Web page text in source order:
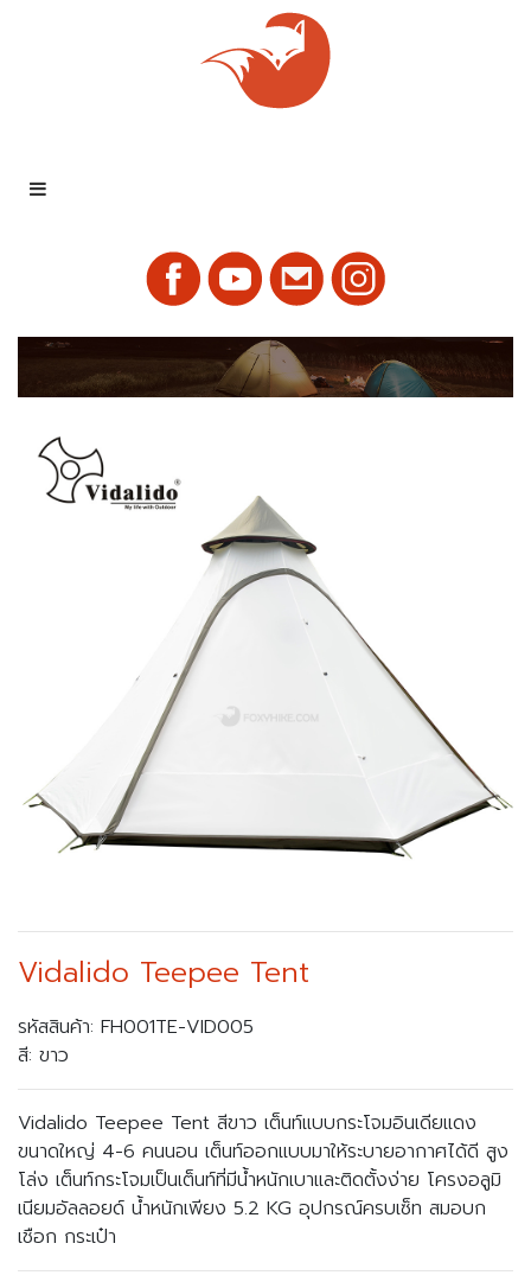
Vidalido Teepee Tent
รหัสสินค้า: FH001TE-VID005
สี: ขาว
Vidalido Teepee Tent สีขาว เต็นท์แบบกระโจมอินเดียแดง
ขนาดใหญ่ 4-6 คนนอน เต็นท์ออกแบบมาให้ระบายอากาศได้ดี สูง
โล่ง เต็นท์กระโจมเป็นเต็นท์ที่มีน้ำหนักเบาและติดตั้งง่าย โครงอลูมิ
เนียมอัลลอยด์ น้ำหนักเพียง 5.2 KG อุปกรณ์ครบเซ็ท สมอบก
เชือก กระเป๋า